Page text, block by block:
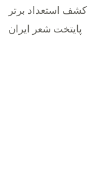
کشف استعداد برتر
پایتخت شعر ایران